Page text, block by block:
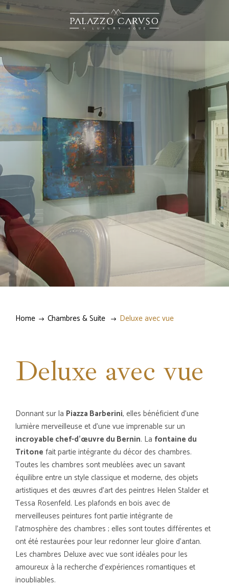
Home Chambres & Suite Deluxe avec vue
Deluxe avec vue
Donnant sur la Piazza Barberini, elles bénéficient d'une
lumière merveilleuse et d'une vue imprenable sur un
incroyable chef-d'œuvre du Bernin. La fontaine du
Tritone fait partie intégrante du décor des chambres.
Toutes les chambres sont meublées avec un savant
équilibre entre un style classique et moderne, des objets
artistiques et des œuvres d'art des peintres Helen Stalder et
Tessa Rosenfeld. Les plafonds en bois avec de
merveilleuses peintures font partie intégrante de
l'atmosphère des chambres ; elles sont toutes différentes et
ont été restaurées pour leur redonner leur gloire d'antan.
Les chambres Deluxe avec vue sont idéales pour les
amoureux à la recherche d'expériences romantiques et
inoubliables.